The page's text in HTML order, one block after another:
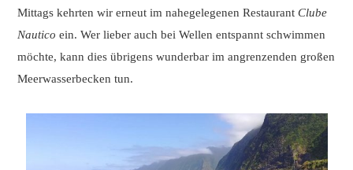
Mittags kehrten wir erneut im nahegelegenen RestaurantClube
Nautico ein. Wer lieber auch bei Wellen entspannt schwimmen
möchte, kann dies übrigens wunderbar im angrenzenden großen
Meerwasserbecken tun.